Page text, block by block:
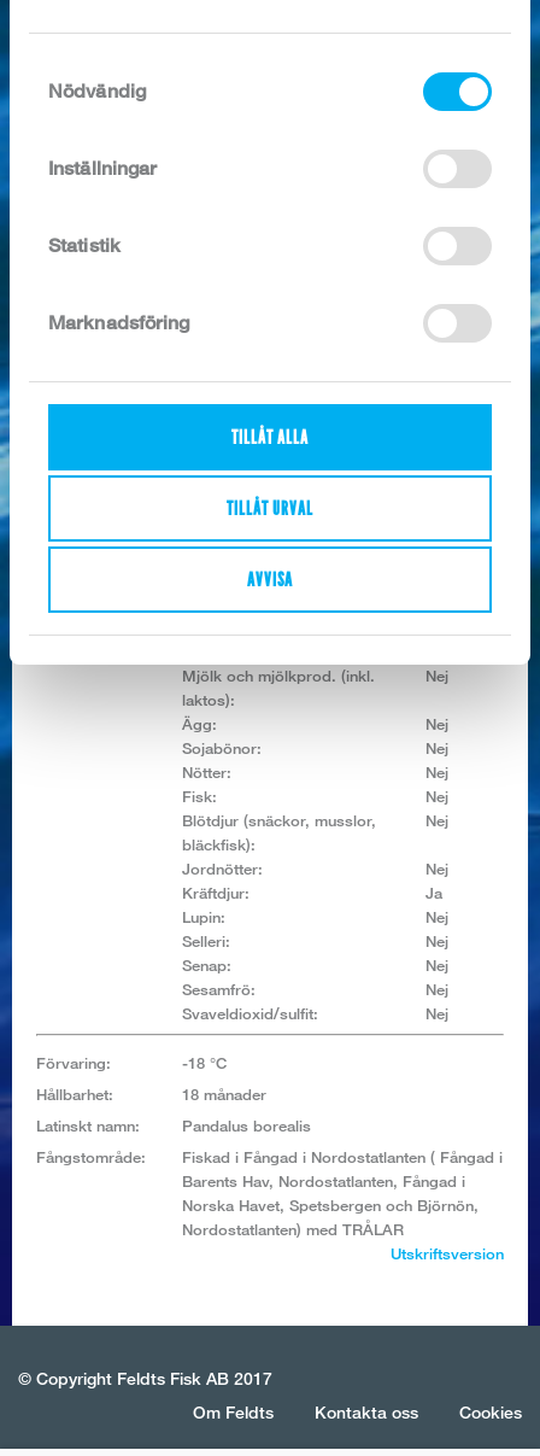
Nödvändig
Inställningar
Statistik
Marknadsföring
TILLÅT ALLA
TILLÅT URVAL
AVVISA
SÖK I ARKIVET
Förpackning:
100-200/lb, 3,6 kg/kart.
Varav mättat fett:
Kolhydrat:
0 g
Salt:
1,5 g
Mjölk och mjölkprod. (inkl.
laktos):
Nej
Ägg:
Nej
Sojabönor:
Nej
Nötter:
Nej
Fisk:
Nej
Blötdjur (snäckor, musslor,
bläckfisk):
Nej
Jordnötter:
Nej
Kräftdjur:
Ja
Lupin:
Nej
Selleri:
Nej
Senap:
Nej
Sesamfrö:
Nej
Svaveldioxid/sulfit:
Nej
Förvaring:
-18 °C
Hållbarhet:
18 månader
Latinskt namn:
Pandalus borealis
Fångstområde:
Fiskad i Fångad i Nordostatlanten ( Fångad i
Barents Hav, Nordostatlanten, Fångad i
Norska Havet, Spetsbergen och Björnön,
Nordostatlanten) med TRÅLAR
Utskriftsversion
© Copyright Feldts Fisk AB 2017
Om Feldts
Kontakta oss Cookies